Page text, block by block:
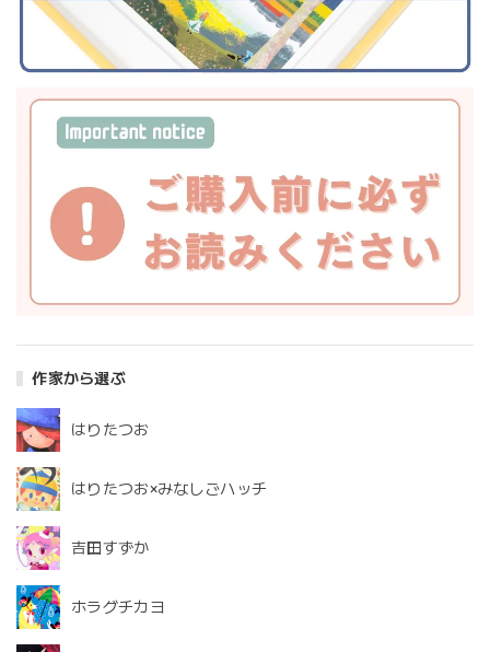
作家から選ぶ
はりたつお
はりたつお×みなしごハッチ
吉田すずか
ホラグチカヨ